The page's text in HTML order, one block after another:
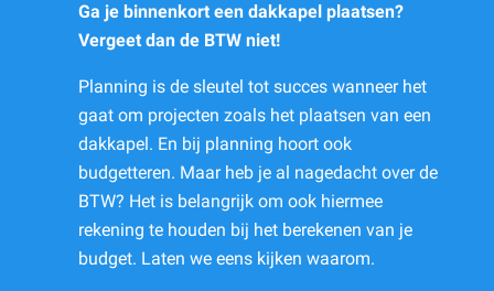
Ga je binnenkort een dakkapel plaatsen?
Vergeet dan de BTW niet!
Planning is de sleutel tot succes wanneer het
gaat om projecten zoals het plaatsen van een
dakkapel. En bij planning hoort ook
budgetteren. Maar heb je al nagedacht over de
BTW? Het is belangrijk om ook hiermee
rekening te houden bij het berekenen van je
budget. Laten we eens kijken waarom.